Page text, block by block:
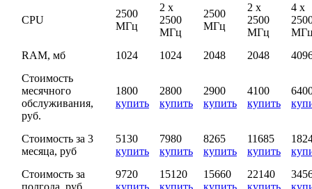
CPU
2500
МГц
2 х
2500
МГц
2500
МГц
2 х
2500
МГц
4 х
RAM, мб
1024 1024 2048 2048
Стоимость
месячного
обслуживания,
руб.
1800
купить
2800
купить
2900
купить
4100
купить
Стоимость за 3
месяца, руб
5130
купить
7980
купить
8265
купить
11685
купить
Стоимость за
полгода, руб
9720
купить
15120
купить
15660
купить
22140
купить